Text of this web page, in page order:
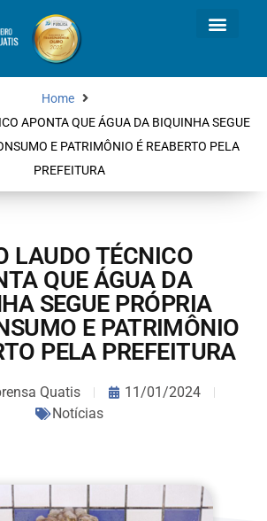
Home
APONTA QUE ÁGUA DA BIQUINHA SEGUE
E PATRIMÔNIO É REABERTO PELA
PREFEITURA
LAUDO TÉCNICO
QUE ÁGUA DA
SEGUE PRÓPRIA
E PATRIMÔNIO
PELA PREFEITURA
Quatis
11/01/2024
Notícias